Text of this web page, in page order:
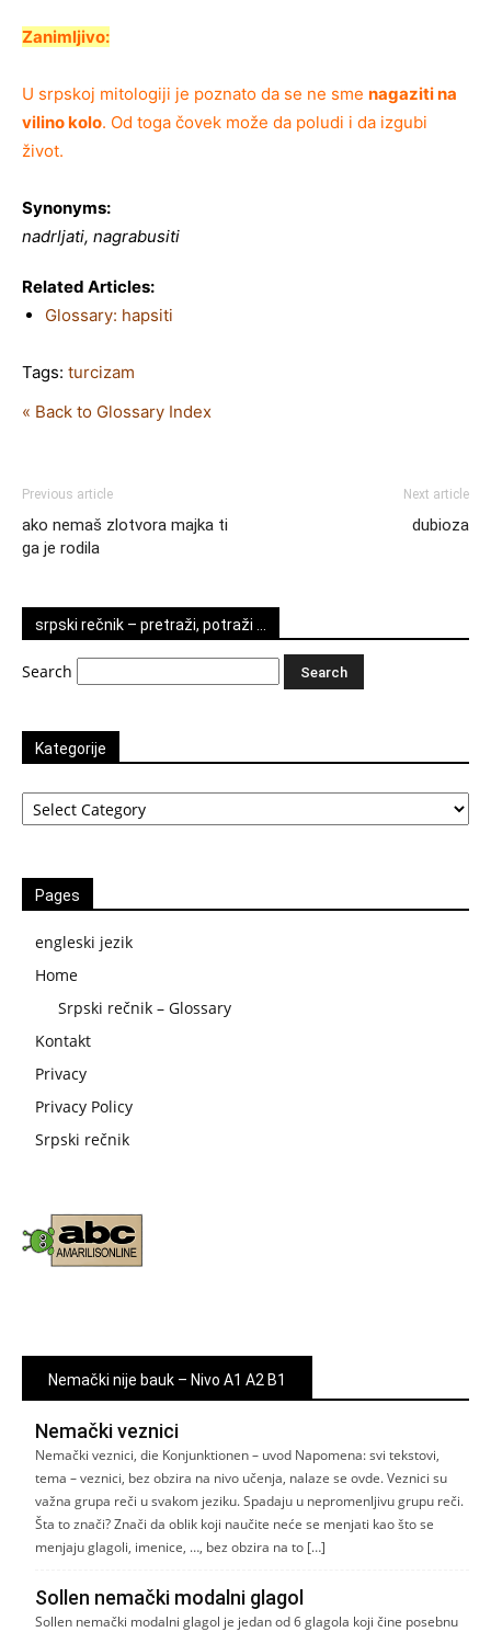
Zanimljivo:
U srpskoj mitologiji je poznato da se ne sme nagaziti na
vilino kolo. Od toga čovek može da poludi i da izgubi
život.
Synonyms:
nadrljati, nagrabusiti
Related Articles:
Glossary: hapsiti
Tags: turcizam
« Back to Glossary Index
Previous article
ako nemaš zlotvora majka ti
ga je rodila
Next article
dubioza
srpski rečnik – pretraži, potraži …
Search
Kategorije
Kategorije
Pages
engleski jezik
Home
Srpski rečnik – Glossary
Kontakt
Privacy
Privacy Policy
Srpski rečnik
Nemački nije bauk – Nivo A1 A2 B1
Nemački veznici
Nemački veznici, die Konjunktionen – uvod Napomena: svi tekstovi,
tema – veznici, bez obzira na nivo učenja, nalaze se ovde. Veznici su
važna grupa reči u svakom jeziku. Spadaju u nepromenljivu grupu reči.
Šta to znači? Znači da oblik koji naučite neće se menjati kao što se
menjaju glagoli, imenice, …, bez obzira na to […]
Sollen nemački modalni glagol
Sollen nemački modalni glagol je jedan od 6 glagola koji čine posebnu